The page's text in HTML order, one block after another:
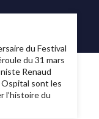
du Festival
du 31 mars
Renaud
Ospital sont les
l’histoire du